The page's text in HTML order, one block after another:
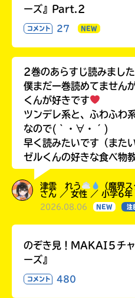
ーズ』Part.2
コメント 27 NEW
2巻のあらすじ読みました
僕まだ一巻読めてません
くんが好きです
ツンデレ系と、ふわふわ
なので(｀・∀・´)
早く読みたいです（また
ゼルくんの好きな食べ物
津雲 れう
（魔界
さん ／ 女性 ／ 小学6年
2026.08.06 NEW 注
のぞき見！MAKAI５チ
ーズ』
コメント 480